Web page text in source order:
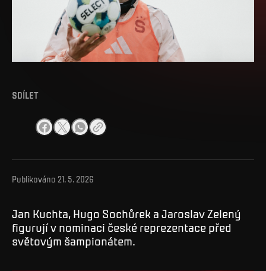
SDÍLET
Publikováno 21. 5. 2026
Jan Kuchta, Hugo Sochůrek a Jaroslav Zelený
figurují v nominaci české reprezentace před
světovým šampionátem.